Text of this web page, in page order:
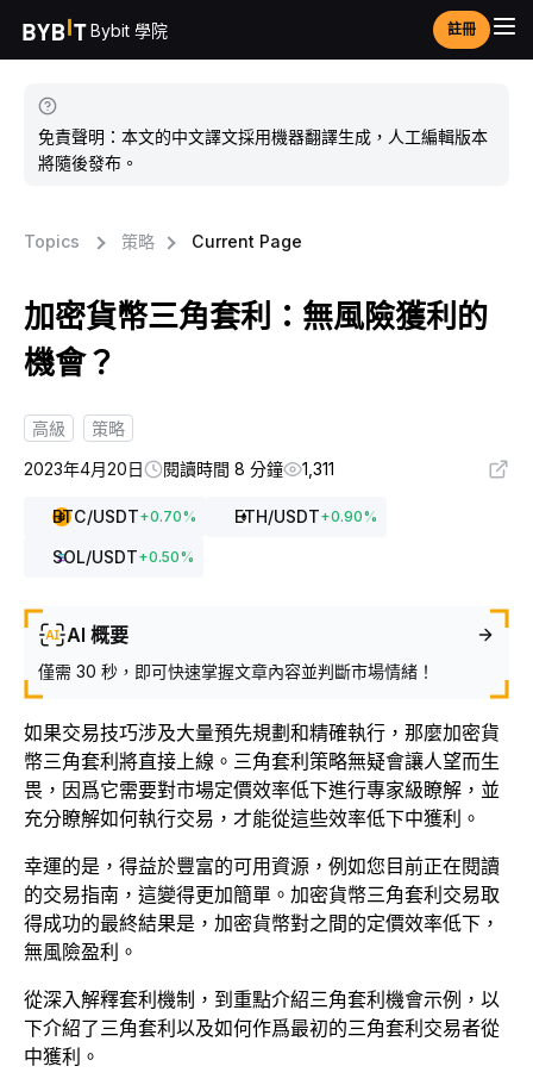
Bybit 學院 註冊
免責聲明：本文的中文譯文採用機器翻譯生成，人工編輯版本
將隨後發布。
Topics 策略 Current Page
加密貨幣三角套利：無風險獲利的
機會？
高級
策略
2023年4月20日
閱讀時間 8 分鐘 1,311
BTC/USDT+0.70% ETH/USDT+0.90%
SOL/USDT+0.50%
AI 概要
僅需 30 秒，即可快速掌握文章內容並判斷市場情緒！
如果交易技巧涉及大量預先規劃和精確執行，那麼加密貨
幣三角套利將直接上線。三角套利策略無疑會讓人望而生
畏，因爲它需要對市場定價效率低下進行專家級瞭解，並
充分瞭解如何執行交易，才能從這些效率低下中獲利。
幸運的是，得益於豐富的可用資源，例如您目前正在閱讀
的交易指南，這變得更加簡單。加密貨幣三角套利交易取
得成功的最終結果是，加密貨幣對之間的定價效率低下，
無風險盈利。
從深入解釋套利機制，到重點介紹三角套利機會示例，以
下介紹了三角套利以及如何作爲最初的三角套利交易者從
中獲利。